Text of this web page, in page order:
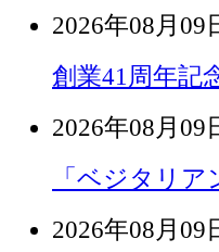
2026年08月09
創業41周年記
2026年08月09
「ベジタリ
2026年08月09